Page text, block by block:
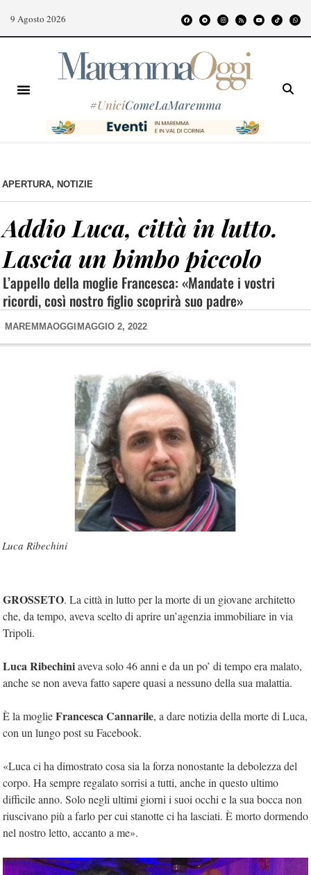
9 Agosto 2026
#UniciComeLaMaremma
APERTURA, NOTIZIE
Addio Luca, città in lutto.
Lascia un bimbo piccolo
L’appello della moglie Francesca: «Mandate i vostri
ricordi, così nostro figlio scoprirà suo padre»
MAREMMAOGGI MAGGIO 2, 2022
Luca Ribechini
GROSSETO. La città in lutto per la morte di un giovane architetto
che, da tempo, aveva scelto di aprire un’agenzia immobiliare in via
Tripoli.
Luca Ribechiniaveva solo 46 anni e da un po’ di tempo era malato,
anche se non aveva fatto sapere quasi a nessuno della sua malattia.
È la moglieFrancesca Cannarile, a dare notizia della morte di Luca,
con un lungo post su Facebook.
«Luca ci ha dimostrato cosa sia la forza nonostante la debolezza del
corpo. Ha sempre regalato sorrisi a tutti, anche in questo ultimo
difficile anno. Solo negli ultimi giorni i suoi occhi e la sua bocca non
riuscivano più a farlo per cui stanotte ci ha lasciati. È morto dormendo
nel nostro letto, accanto a me».